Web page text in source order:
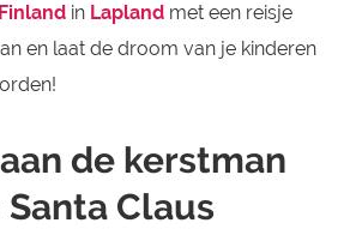
in Laplandmet een reisje
en laat de droom van je kinderen
de kerstman
Claus